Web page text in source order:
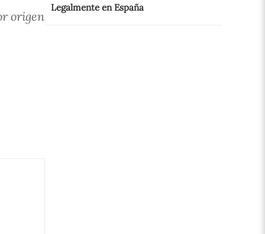
origen
Legalmente en España